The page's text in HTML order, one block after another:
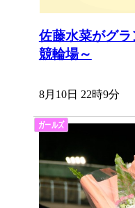
佐藤水菜がグ
競輪場～
8月10日 22時9分